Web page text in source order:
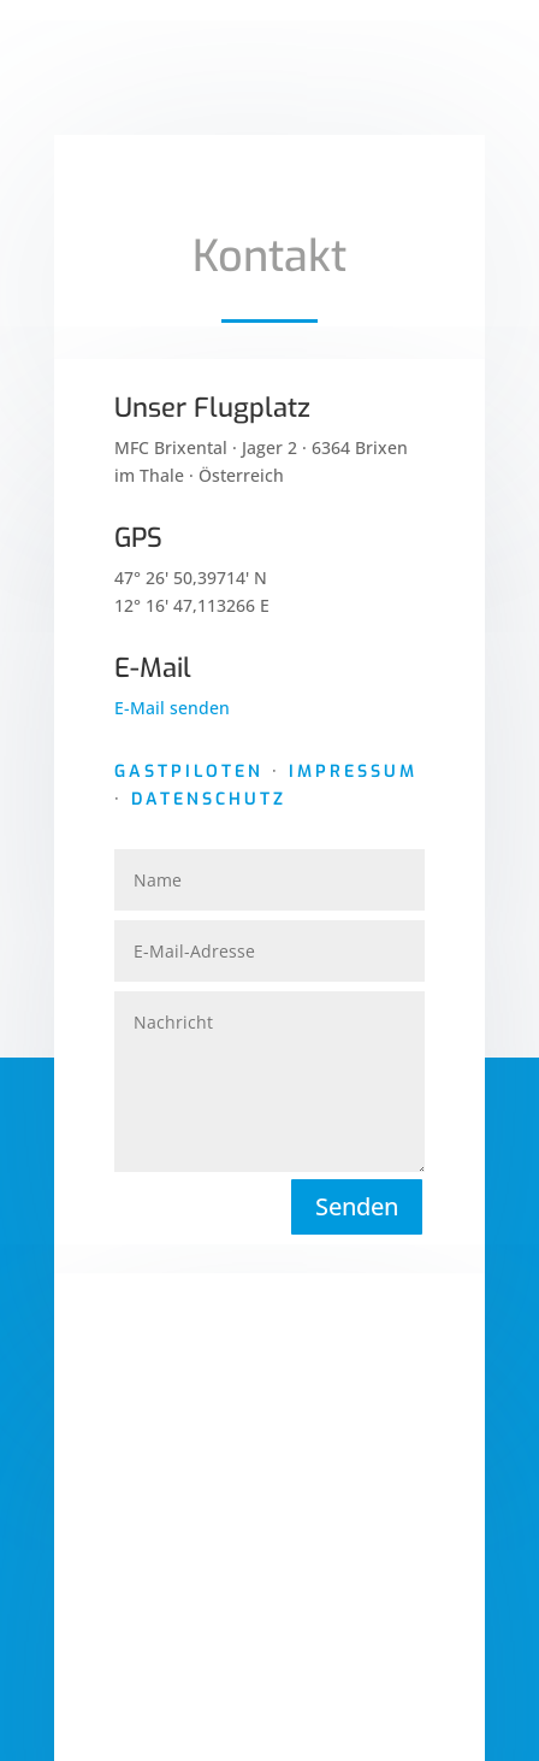
Kontakt
Unser Flugplatz
MFC Brixental · Jager 2 · 6364 Brixen
im Thale · Österreich
GPS
47° 26' 50,39714' N
12° 16' 47,113266 E
E-Mail
E-Mail senden
GASTPILOTEN · IMPRESSUM
· DATENSCHUTZ
Senden